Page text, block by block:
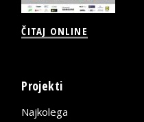
ČITAJ ONLINE
Projekti
Najkolega